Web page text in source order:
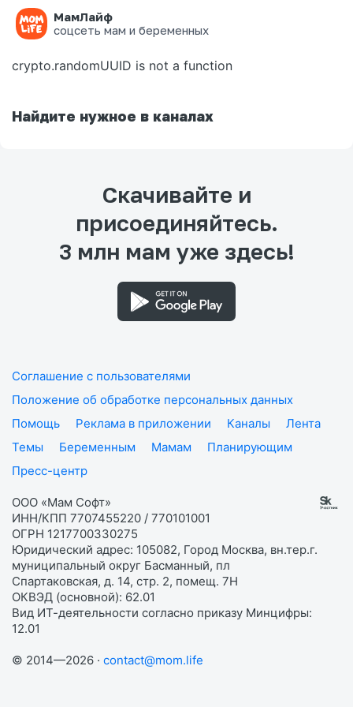
МамЛайф
соцсеть мам и беременных
Ошибка на странице
crypto.randomUUID is not a function
Найдите нужное в каналах
Скачивайте и
присоединяйтесь.
3 млн мам уже здесь!
Соглашение с пользователями
Положение об обработке персональных данных
Помощь
Реклама в приложении Каналы
Лента
Темы
Беременным Мамам
Планирующим
Пресс-центр
ООО «Мам Софт»
ИНН/КПП 7707455220 / 770101001
ОГРН 1217700330275
Юридический адрес: 105082, Город Москва, вн.тер.г.
муниципальный округ Басманный, пл
Спартаковская, д. 14, стр. 2, помещ. 7Н
ОКВЭД (основной): 62.01
Вид ИТ-деятельности согласно приказу Минцифры:
12.01
© 2014—2026 · contact@mom.life